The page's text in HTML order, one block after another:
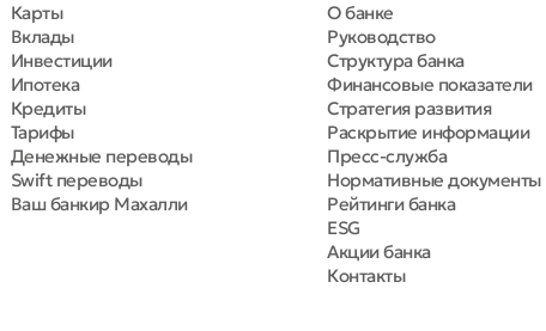
Карты
Вклады
Инвестиции
Ипотека
Кредиты
Тарифы
Денежные переводы
Swift переводы
Ваш банкир Махалли
О банке
Руководство
Структура банка
Финансовые показатели
Стратегия развития
Раскрытие информации
Пресс-служба
Нормативные документы
Рейтинги банка
ESG
Акции банка
Контакты